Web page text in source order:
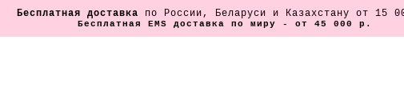
Бесплатная доставка
по России, Беларуси и Казахстану от 15
Бесплатная EMS доставка по миру - от 45 000 р.